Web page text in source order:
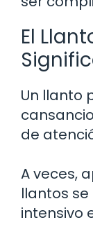
El
Un llanto
de
A veces,
llantos
intensivo